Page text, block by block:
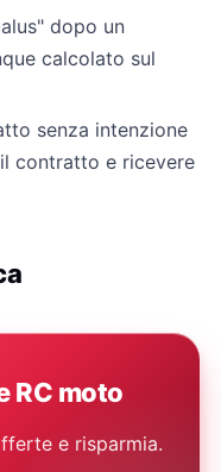
dopo un
calcolato sul
senza intenzione
contratto e ricevere
RC moto
e risparmia.